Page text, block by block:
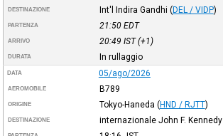
DESTINAZIONE Int'l Indira Gandhi (DEL / VIDP)
PARTENZA 21:50 EDT
ARRIVO 20:49 IST(+1)
DURATA In rullaggio
DATA 05/ago/2026
AEROMOBILE B789
ORIGINE Tokyo-Haneda (HND / RJTT)
DESTINAZIONE internazionale John F. Kennedy